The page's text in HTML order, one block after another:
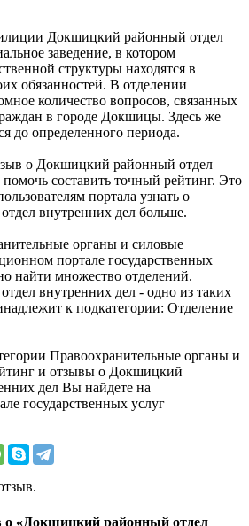
Докшицкий районный отдел
заведение, в котором
структуры находятся в
обязанностей. В отделении
количество вопросов, связанных
в городе Докшицы. Здесь же
до определенного периода.
о Докшицкий районный отдел
составить точный рейтинг. Это
портала узнать о
внутренних дел больше.
органы и силовые
портале государственных
найти множество отделений.
внутренних дел - одно из таких
к подкатегории: Отделение
Правоохранительные органы и
и отзывы о Докшицкий
дел Вы найдете на
государственных услуг
о «Докшицкий районный отдел